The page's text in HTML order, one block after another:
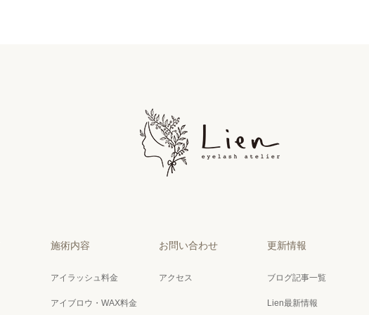
施術内容
アイラッシュ料金
アイブロウ・WAX料金
お問い合わせ
アクセス
更新情報
ブログ記事一覧
Lien最新情報